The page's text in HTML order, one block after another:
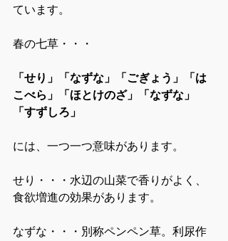
ています。
春の七草・・・
「せり」「なずな」「ごぎょう」「は
こべら」「ほとけのざ」「なずな」
「すずしろ」
には、一つ一つ意味があります。
せり・・・水辺の山菜で香りがよく、
食欲増進の効果があります。
なずな・・・別称ペンペン草。利尿作